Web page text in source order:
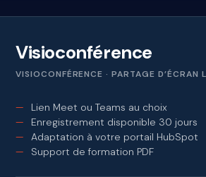
Visioconférence
VISIOCONFÉRENCE · PARTAGE D’ÉCRAN
Lien Meet ou Teams au choix
Enregistrement disponible 30 jours
Adaptation à votre portail HubSpot
Support de formation PDF